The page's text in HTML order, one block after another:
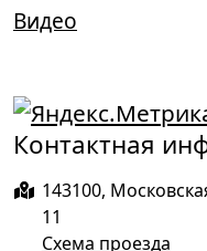
Видео
Контактная
143100,
11
Схема проезда